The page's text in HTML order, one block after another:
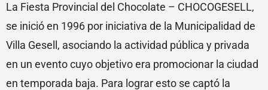
La Fiesta Provincial del Chocolate – CHOCOGESELL,
se inició en 1996 por iniciativa de la Municipalidad de
Villa Gesell, asociando la actividad pública y privada
en un evento cuyo objetivo era promocionar la ciudad
en temporada baja. Para lograr esto se captó la